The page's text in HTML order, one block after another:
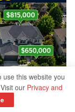
use this website you
our Privacy and